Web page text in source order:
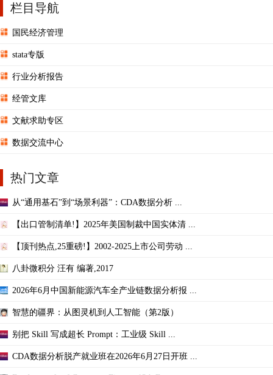
栏目导航
国民经济管理
stata专版
行业分析报告
经管文库
文献求助专区
数据交流中心
热门文章
从“通用基石”到“场景利器”：CDA数据分析 ...
【出口管制清单!】2025年美国制裁中国实体清 ...
【顶刊热点,25重磅!】2002-2025上市公司劳动 ...
八卦微积分 汪有 编著,2017
2026年6月中国新能源汽车全产业链数据分析报 ...
智慧的疆界：从图灵机到人工智能（第2版）
别把 Skill 写成超长 Prompt：工业级 Skill ...
CDA数据分析脱产就业班在2026年6月27日开班 ...